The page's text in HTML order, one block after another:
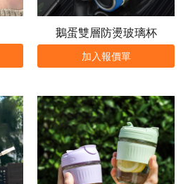
鵝蛋雙層防燙玻璃杯
加入報價單